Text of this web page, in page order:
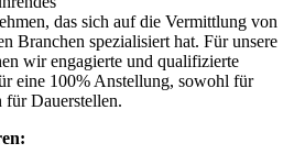
das sich auf die Vermittlung von
Branchen spezialisiert hat. Für unsere
wir engagierte und qualifizierte
eine 100% Anstellung, sowohl für
für Dauerstellen.